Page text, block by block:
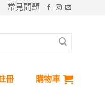
常見問題
冊 購物車